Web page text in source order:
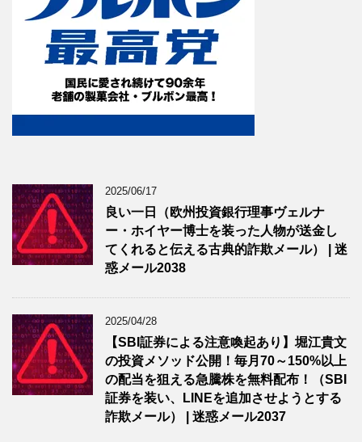
2025/06/17
良い一日（欧州投資銀行理事ヴェルナ
ー・ホイヤー博士を装った人物が送金し
てくれると伝える古典的詐欺メール） | 迷
惑メール2038
2025/04/28
【SBI証券による注意喚起あり】堀江貴文
の投資メソッド公開！毎月70～150%以上
の配当を狙える急騰株を無料配布！（SBI
証券を装い、LINEを追加させようとする
詐欺メール） | 迷惑メール2037